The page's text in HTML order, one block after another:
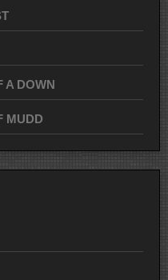
A DOWN
MUDD